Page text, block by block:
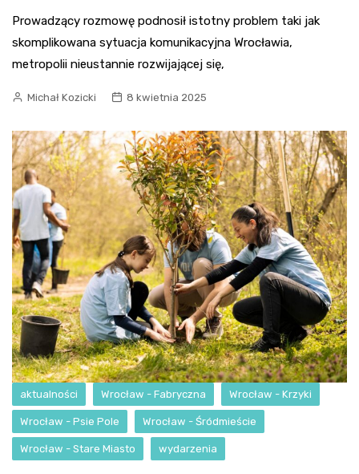
Prowadzący rozmowę podnosił istotny problem taki jak
skomplikowana sytuacja komunikacyjna Wrocławia,
metropolii nieustannie rozwijającej się,
Michał Kozicki 8 kwietnia 2025
aktualności Wrocław - Fabryczna Wrocław - Krzyki
Wrocław - Psie Pole Wrocław - Śródmieście
Wrocław - Stare Miasto wydarzenia